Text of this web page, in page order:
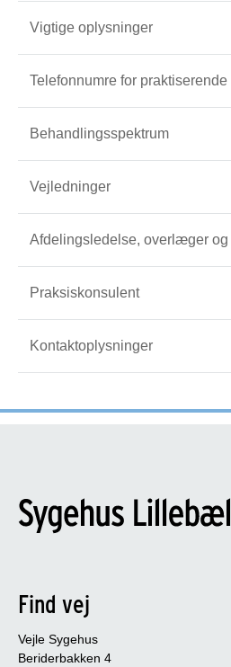
Vigtige oplysninger
Telefonnumre for
Behandlingsspektrum
Vejledninger
Afdelingsledelse, overlæger
Praksiskonsulent
Kontaktoplysninger
Find vej
Vejle Sygehus
Beriderbakken 4